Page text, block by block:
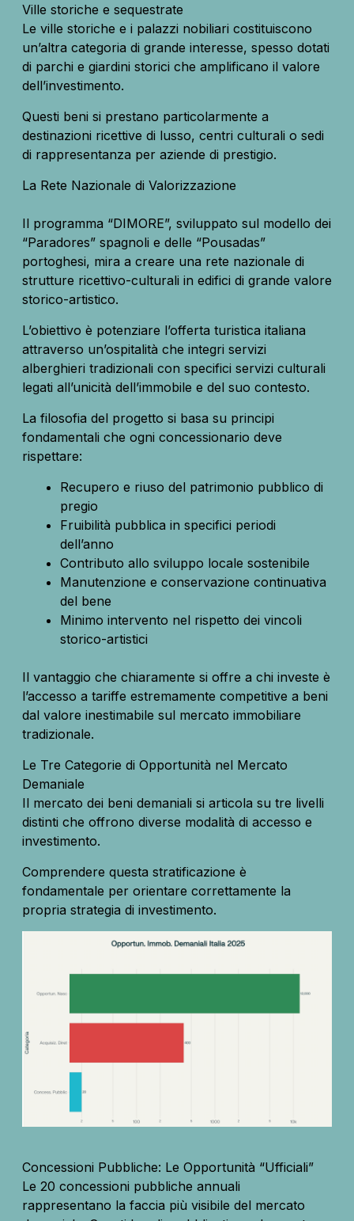
Ville storiche e sequestrate
Le ville storiche e i palazzi nobiliari costituiscono
un’altra categoria di grande interesse, spesso dotati
di parchi e giardini storici che amplificano il valore
dell’investimento.
Questi beni si prestano particolarmente a
destinazioni ricettive di lusso, centri culturali o sedi
di rappresentanza per aziende di prestigio.
La Rete Nazionale di Valorizzazione
Il programma “DIMORE”, sviluppato sul modello dei
“Paradores” spagnoli e delle “Pousadas”
portoghesi, mira a creare una rete nazionale di
strutture ricettivo-culturali in edifici di grande valore
storico-artistico.
L’obiettivo è potenziare l’offerta turistica italiana
attraverso un’ospitalità che integri servizi
alberghieri tradizionali con specifici servizi culturali
legati all’unicità dell’immobile e del suo contesto.
La filosofia del progetto si basa su principi
fondamentali che ogni concessionario deve
rispettare:
Recupero e riuso del patrimonio pubblico di
pregio
Fruibilità pubblica in specifici periodi
dell’anno
Contributo allo sviluppo locale sostenibile
Manutenzione e conservazione continuativa
del bene
Minimo intervento nel rispetto dei vincoli
storico-artistici
Il vantaggio che chiaramente si offre a chi investe è
l’accesso a tariffe estremamente competitive a beni
dal valore inestimabile sul mercato immobiliare
tradizionale.
Le Tre Categorie di Opportunità nel Mercato
Demaniale
Il mercato dei beni demaniali si articola su tre livelli
distinti che offrono diverse modalità di accesso e
investimento.
Comprendere questa stratificazione è
fondamentale per orientare correttamente la
propria strategia di investimento.
Concessioni Pubbliche: Le Opportunità “Ufficiali”
Le 20 concessioni pubbliche annuali
rappresentano la faccia più visibile del mercato